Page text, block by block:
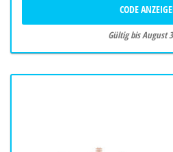
CODE
Gültig bis August